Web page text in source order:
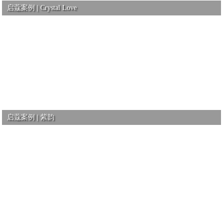
启蔻案例 | Crystal Love
启蔻案例 | 紫韵